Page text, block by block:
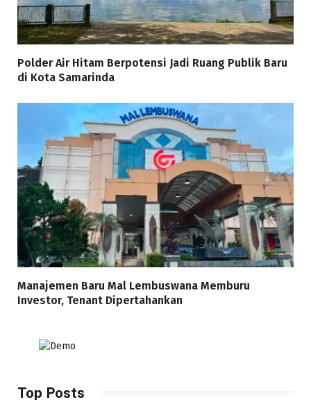
Polder Air Hitam Berpotensi Jadi Ruang Publik Baru
di Kota Samarinda
Manajemen Baru Mal Lembuswana Memburu
Investor, Tenant Dipertahankan
Top Posts